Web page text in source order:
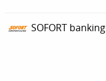
SOFORT banking